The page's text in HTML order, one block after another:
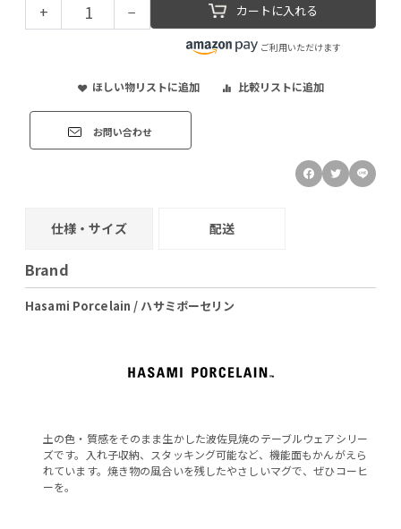
+ − カートに入れる
ご利用いただけます
ほしい物リストに追加 比較リストに追加
お問い合わせ
仕様・サイズ 配送
Brand
Hasami Porcelain / ハサミポーセリン
土の色・質感をそのまま生かした波佐見焼のテーブルウェアシリー
ズです。入れ子収納、スタッキング可能など、機能面もかんがえら
れています。焼き物の風合いを残したやさしいマグで、ぜひコーヒ
ーを。